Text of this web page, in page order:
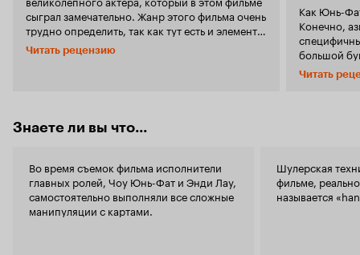
сыграл замечательно. Жанр этого фильма очень
трудно определить, так как тут есть и элементы
комедии, драмы, что-то криминальное...
Играть маленького ребенка взрослому очень
влиятельного и красивого парня. Его находят
использовать. Хоть у Ко Чуня и остались
прежние таланты, ведет он себя как ребенок,
может плакать, пока ему не дадут шоколадку,
причем у него есть любимый шоколад, который
Читать рецензию
Как Юнь-
Конечно,
большой
(хотя бы с
способны
всяком
мнению.
мне очень
Читать
Знаете ли вы что...
Во время съемок фильма исполнители
главных ролей, Чоу Юнь-Фат и Энди Лау,
самостоятельно выполняли все сложные
манипуляции с картами.
Шулерская
фильме,
называется